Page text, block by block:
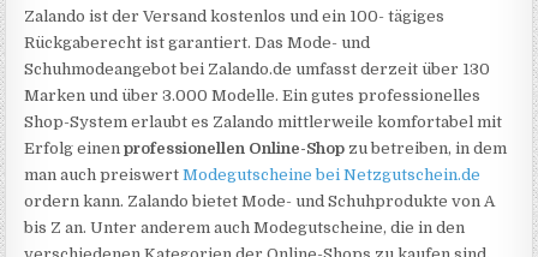
Zalando ist der Versand kostenlos und ein 100- tägiges
Rückgaberecht ist garantiert. Das Mode- und
Schuhmodeangebot bei Zalando.de umfasst derzeit über 130
Marken und über 3.000 Modelle. Ein gutes professionelles
Shop-System erlaubt es Zalando mittlerweile komfortabel mit
Erfolg einenprofessionellen Online-Shop zu betreiben, in dem
man auch preiswertModegutscheine bei Netzgutschein.de
ordern kann. Zalando bietet Mode- und Schuhprodukte von A
bis Z an. Unter anderem auch Modegutscheine, die in den